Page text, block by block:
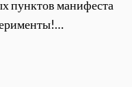
пунктов манифеста